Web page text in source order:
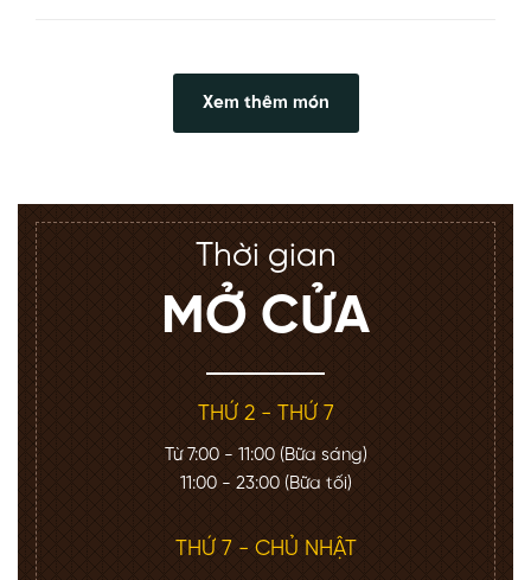
Xem thêm món
Thời gian
MỞ CỬA
THỨ 2 - THỨ 7
Từ 7:00 - 11:00 (Bữa sáng)
11:00 - 23:00 (Bữa tối)
THỨ 7 - CHỦ NHẬT